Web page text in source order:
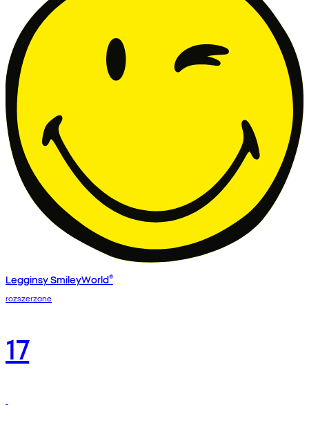
Legginsy SmileyWorld®
rozszerzane
17